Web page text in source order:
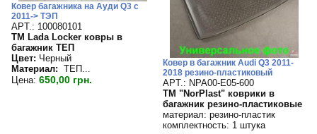
Ковер багажника на Ауди Q3 с
2011-> ТЭП
APT.: 100080101
TM Lada Locker ковры в
багажник ТЕП
Цвет: Черный
Материал: ТЕП...
Цена: 650,00 грн.
Ковер в багажник Audi Q3 2011-
2018 резино-пластиковый
APT.: NPA00-E05-600
TM "NorPlast" коврики в
багажник резино-пластиковые
материал: резино-пластик
комплектность: 1 штука